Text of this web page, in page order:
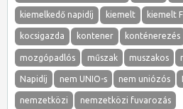
kiemelkedő napidíj kiemelt kiemelt
kocsigazda kontener konténerezés
mozgópadlós műszak muszakos
Napidíj nem UNIO-s nem uniózós
nemzetközi nemzetközi fuvarozás